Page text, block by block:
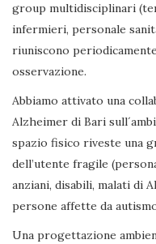
group multidisciplinari
infermieri, personale
riuniscono
osservazione.
Abbiamo attivato una
Alzheimer di Bari
spazio fisico riveste una
dell’utente fragile
anziani, disabili, malati di
persone affette da
Una progettazione